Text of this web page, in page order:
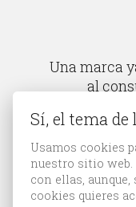
Una marca
al
Sí, el tema de
Usamos cookies
nuestro sitio web.
con ellas, aunque,
cookies quieres